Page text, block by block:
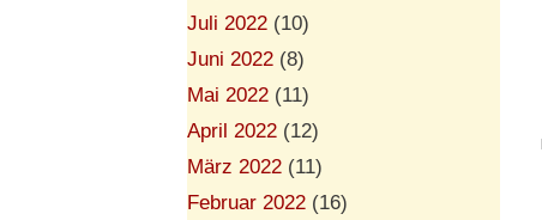
Juli 2022 (10)
Juni 2022 (8)
Mai 2022 (11)
April 2022 (12)
März 2022 (11)
Februar 2022 (16)